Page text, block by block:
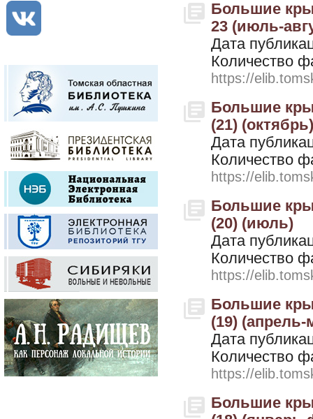
Большие
23 (июль-
Дата
Количество
https://
Большие
(21) (октябрь)
Дата
Количество
https://
Большие
(20) (июль)
Дата
Количество
https://
Большие
(19) (апрель-
Дата
Количество
https://
Большие